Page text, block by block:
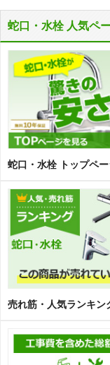
蛇口・水栓 人気ペ
蛇口・水栓 トップペ
売れ筋・人気ランキン